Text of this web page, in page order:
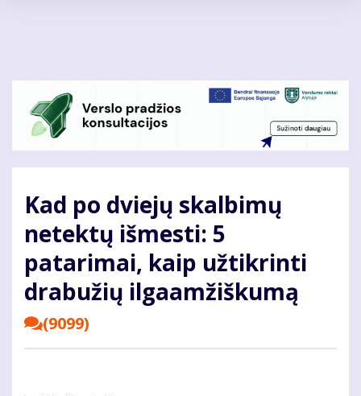
Kad po dviejų skalbimų
netektų išmesti: 5
patarimai, kaip užtikrinti
drabužių ilgaamžiškumą
(9099)